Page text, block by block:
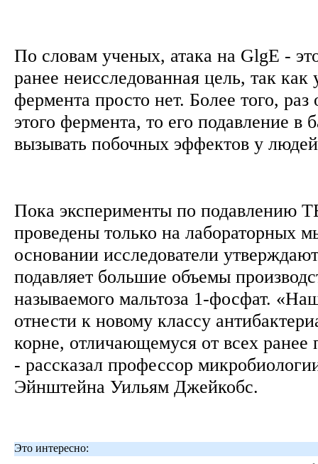
По словам ученых, атака на GlgE -
ранее неисследованная цель, так как
фермента просто нет. Более того,
этого фермента, то его подавление в
вызывать побочных эффектов у
Пока эксперименты по подавлению
проведены только на лабораторных
основании исследователи
подавляет большие объемы
называемого мальтоза 1-фосфат.
отнести к новому классу
корне, отличающемуся от всех ранее
- рассказал профессор
Эйнштейна Уильям Джейкобс.
Это интересно: